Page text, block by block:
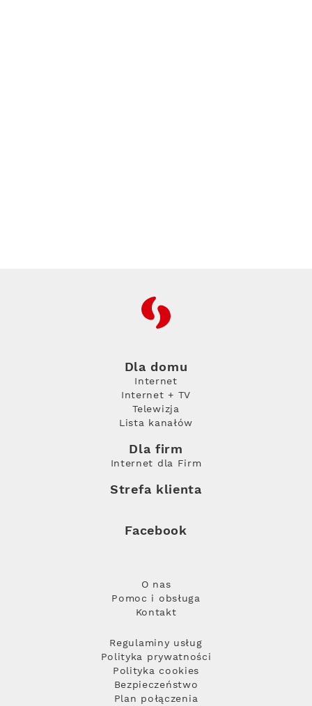
RFC
Dla domu
Internet
Internet + TV
Telewizja
Lista kanałów
Dla firm
Internet dla Firm
Strefa klienta
Facebook
O nas
Pomoc i obsługa
Kontakt
Regulaminy usług
Polityka prywatności
Polityka cookies
Bezpieczeństwo
Plan połączenia